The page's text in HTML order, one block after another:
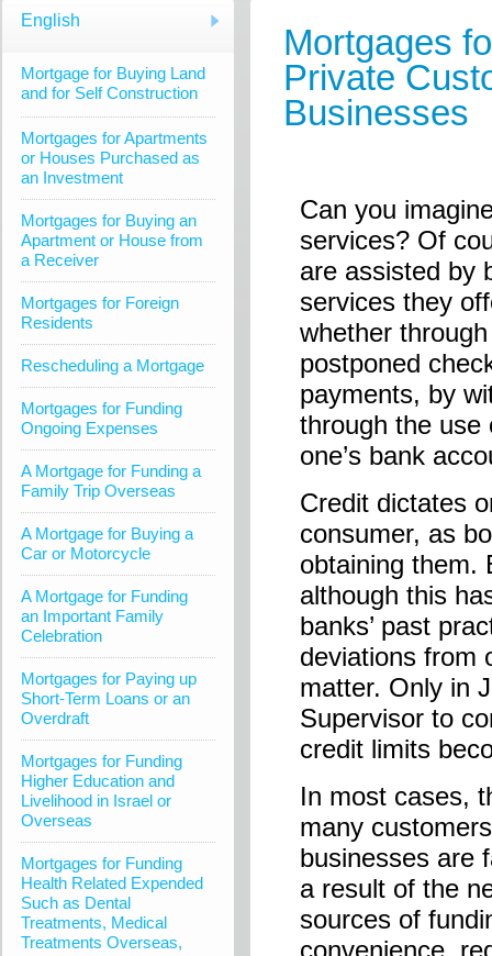
English
Mortgage for Buying Land
and for Self Construction
Mortgages for Apartments
or Houses Purchased as
an Investment
Mortgages for Buying an
Apartment or House from
a Receiver
Mortgages for Foreign
Residents
Rescheduling a Mortgage
Mortgages for Funding
Ongoing Expenses
A Mortgage for Funding a
Family Trip Overseas
A Mortgage for Buying a
Car or Motorcycle
A Mortgage for Funding
an Important Family
Celebration
Mortgages for Paying up
Short-Term Loans or an
Overdraft
Mortgages for Funding
Higher Education and
Livelihood in Israel or
Overseas
Mortgages for Funding
Health Related Expended
Such as Dental
Treatments, Medical
Treatments Overseas,
Mortgages
Private
Businesses
Can you
services? Of
are assisted by
services they
whether
postponed
payments, by
through the use
one’s bank
Credit dictates
consumer, as
obtaining them.
although this
banks’ past
deviations from
matter. Only in
Supervisor to
credit limits
In most cases,
many
businesses are
a result of the
sources of
convenience,